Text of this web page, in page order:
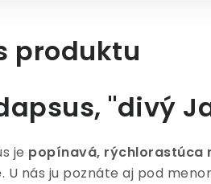
produktu
"divý
je popínavá, rýchlorastúca
. U nás ju poznáte aj pod